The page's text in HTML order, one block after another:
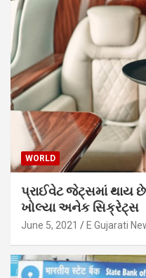
WORLD
પ્રાઈવેટ જેટ્સમાં થાય
ખોલ્યા અનેક સિક્રેટ્સ
June 5, 2021 E Gujarati